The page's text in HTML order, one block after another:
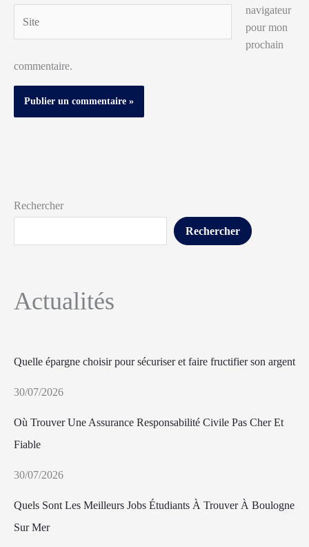
navigateur
pour mon
prochain
commentaire.
Rechercher
Rechercher
Actualités
Quelle épargne choisir pour sécuriser et faire fructifier son argent
30/07/2026
Où Trouver Une Assurance Responsabilité Civile Pas Cher Et
Fiable
30/07/2026
Quels Sont Les Meilleurs Jobs Étudiants À Trouver À Boulogne
Sur Mer